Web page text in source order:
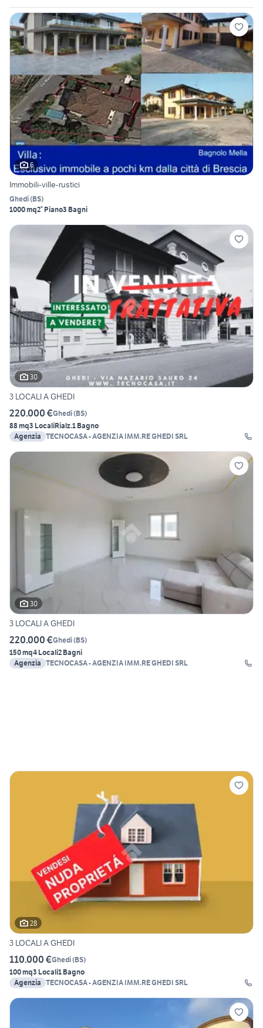
6
Immobili-ville-rustici
Ghedi(BS)
1000 mq2° Piano3 Bagni
30
3 LOCALI A GHEDI
220.000 €Ghedi(BS)
88 mq3 LocaliRialz.1 Bagno
Agenzia TECNOCASA - AGENZIA IMM.RE GHEDI SRL
30
3 LOCALI A GHEDI
220.000 €Ghedi(BS)
150 mq4 Locali2 Bagni
Agenzia TECNOCASA - AGENZIA IMM.RE GHEDI SRL
28
3 LOCALI A GHEDI
110.000 €Ghedi(BS)
100 mq3 Locali1 Bagno
Agenzia TECNOCASA - AGENZIA IMM.RE GHEDI SRL